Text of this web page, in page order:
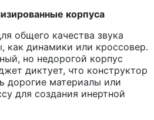
корпуса
общего качества звука
как динамики или кроссовер.
но недорогой корпус
диктует, что конструктор
дорогие материалы или
для создания инертной